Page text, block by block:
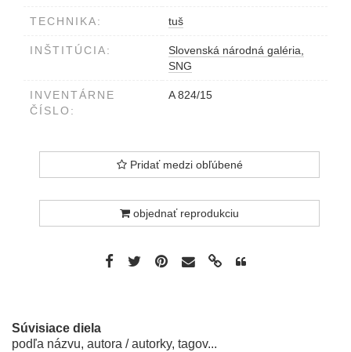
TECHNIKA: tuš
INŠTITÚCIA:
Slovenská národná galéria,
SNG
INVENTÁRNE
ČÍSLO:
A 824/15
Pridať medzi obľúbené
objednať reprodukciu
Súvisiace diela
podľa názvu, autora / autorky, tagov...